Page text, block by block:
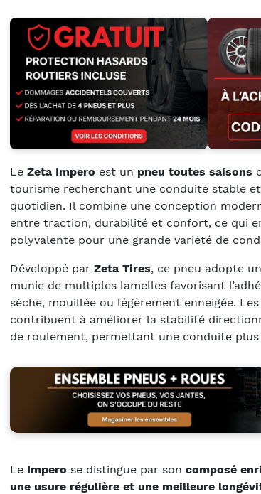
Le Zeta Impero est un pneu toutes saisons
tourisme recherchant une conduite stable
quotidien. Il combine une conception
entre traction, durabilité et confort, ce qui
polyvalente pour une grande variété de
Développé par Zeta Tires, ce pneu adopte
munie de multiples lamelles favorisant
sèche, mouillée ou légèrement enneigée.
contribuent à améliorer la stabilité
de roulement, permettant une conduite
Le Impero se distingue par son composé
une usure régulière et une meilleure